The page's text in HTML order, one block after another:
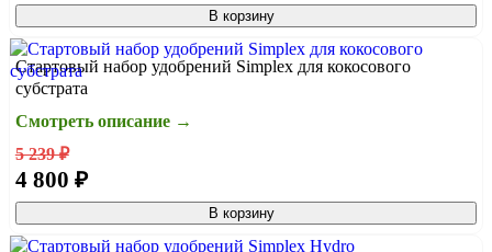
В корзину
Стартовый набор удобрений Simplex для кокосового
субстрата
Смотреть описание →
5 239 ₽
4 800 ₽
В корзину